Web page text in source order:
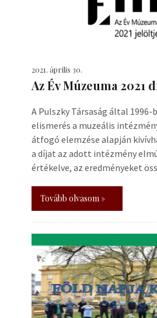
2021. április 30.
Az Év Múzeuma 2021
A Pulszky Társaság által
elismerés a muzeális
átfogó elemzése alapján
a díjat az adott intézmény
értékelve, az eredményeket
Tovább olvasom »